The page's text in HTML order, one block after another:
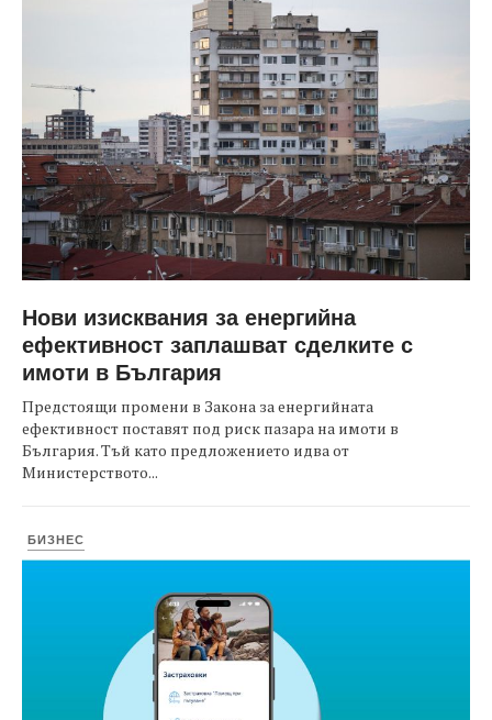
Нови изисквания за енергийна
ефективност заплашват сделките с
имоти в България
Предстоящи промени в Закона за енергийната
ефективност поставят под риск пазара на имоти в
България. Тъй като предложението идва от
Министерството...
БИЗНЕС